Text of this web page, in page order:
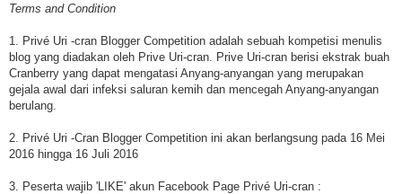
Terms and Condition
1. Privé Uri -cran Blogger Competition adalah sebuah kompetisi menulis
blog yang diadakan oleh Prive Uri-cran. Prive Uri-cran berisi ekstrak buah
Cranberry yang dapat mengatasi Anyang-anyangan yang merupakan
gejala awal dari infeksi saluran kemih dan mencegah Anyang-anyangan
berulang.
2. Privé Uri -Cran Blogger Competition ini akan berlangsung pada 16 Mei
2016 hingga 16 Juli 2016
3. Peserta wajib 'LIKE' akun Facebook Page Privé Uri-cran :